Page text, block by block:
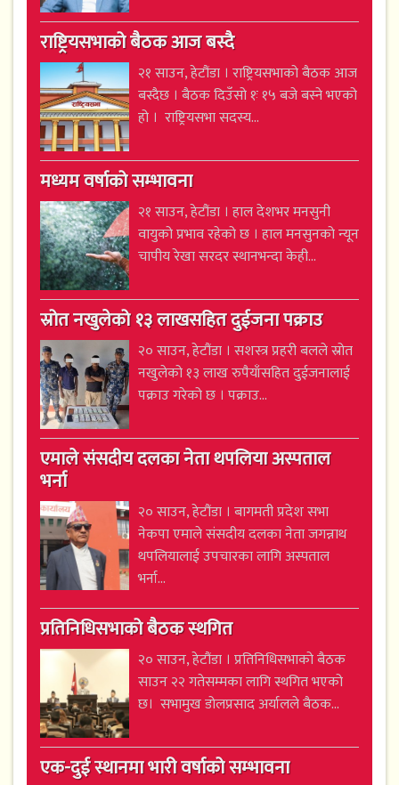
राष्ट्रियसभाको बैठक आज बस्दै
२१ साउन, हेटौंडा । राष्ट्रियसभाको बैठक आज
बस्दैछ । बैठक दिउँसो १ः १५ बजे बस्ने भएको
हो । राष्ट्रियसभा सदस्य...
मध्यम वर्षाको सम्भावना
२१ साउन, हेटौंडा । हाल देशभर मनसुनी
वायुको प्रभाव रहेको छ । हाल मनसुनको न्यून
चापीय रेखा सरदर स्थानभन्दा केही...
स्रोत नखुलेको १३ लाखसहित दुईजना पक्राउ
२० साउन, हेटौंडा । सशस्त्र प्रहरी बलले स्रोत
नखुलेको १३ लाख रुपैयाँसहित दुईजनालाई
पक्राउ गरेको छ । पक्राउ...
एमाले संसदीय दलका नेता थपलिया अस्पताल
भर्ना
२० साउन, हेटौंडा । बागमती प्रदेश सभा
नेकपा एमाले संसदीय दलका नेता जगन्नाथ
थपलियालाई उपचारका लागि अस्पताल
भर्ना...
प्रतिनिधिसभाको बैठक स्थगित
२० साउन, हेटौंडा । प्रतिनिधिसभाको बैठक
साउन २२ गतेसम्मका लागि स्थगित भएको
छ। सभामुख डोलप्रसाद अर्यालले बैठक...
एक-दुई स्थानमा भारी वर्षाको सम्भावना